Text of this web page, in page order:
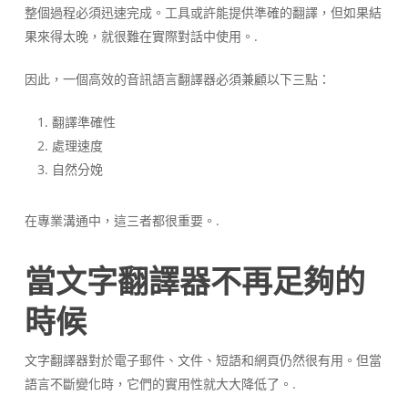
整個過程必須迅速完成。工具或許能提供準確的翻譯，但如果結
果來得太晚，就很難在實際對話中使用。.
因此，一個高效的音訊語言翻譯器必須兼顧以下三點：
翻譯準確性
處理速度
自然分娩
在專業溝通中，這三者都很重要。.
當文字翻譯器不再足夠的
時候
文字翻譯器對於電子郵件、文件、短語和網頁仍然很有用。但當
語言不斷變化時，它們的實用性就大大降低了。.